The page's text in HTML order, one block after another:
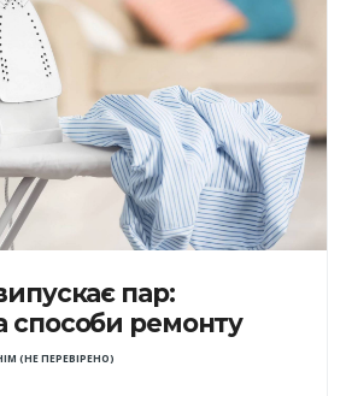
пар:
способи ремонту
(НЕ ПЕРЕВІРЕНО)